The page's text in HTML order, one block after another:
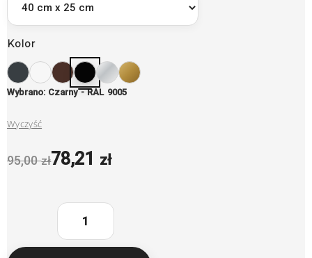
Kolor
Wybrano: Czarny - RAL 9005
Wyczyść
95,00zł78,21 zł